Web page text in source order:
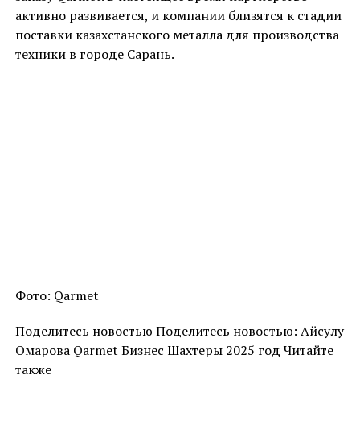
активно развивается, и компании близятся к стадии
поставки казахстанского металла для производства
техники в городе Сарань.
Фото: Qarmet
Поделитесь новостью Поделитесь новостью: Айсулу
Омарова Qarmet Бизнес Шахтеры 2025 год Читайте
также